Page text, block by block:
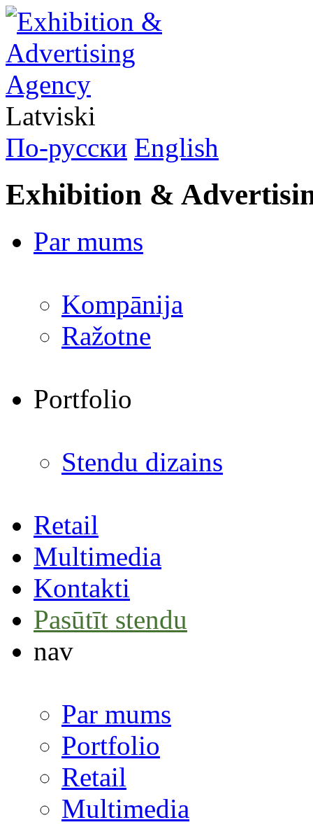
Latviski
По-русски English
Exhibition &
Par mums
Kompānija
Ražotne
Portfolio
Stendu dizains
Retail
Multimedia
Kontakti
Pasūtīt stendu
nav
Par mums
Portfolio
Retail
Multimedia